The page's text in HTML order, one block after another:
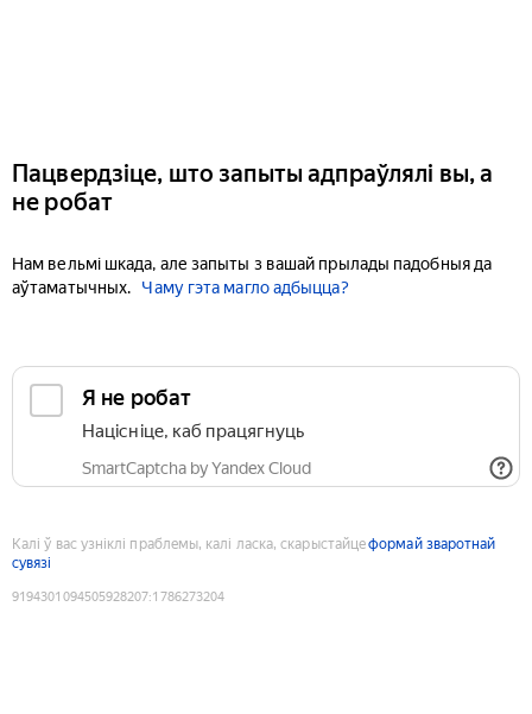
Пацвердзіце, што запыты адпраўлялі вы, а
не робат
Нам вельмі шкада, але запыты з вашай прылады падобныя да
аўтаматычных.
Чаму гэта магло адбыцца?
Я не робат
Націсніце, каб працягнуць
SmartCaptcha by Yandex Cloud
Калі ў вас узніклі праблемы, калі ласка, скарыстайцеформай зваротнай
сувязі
9194301094505928207:1786273204